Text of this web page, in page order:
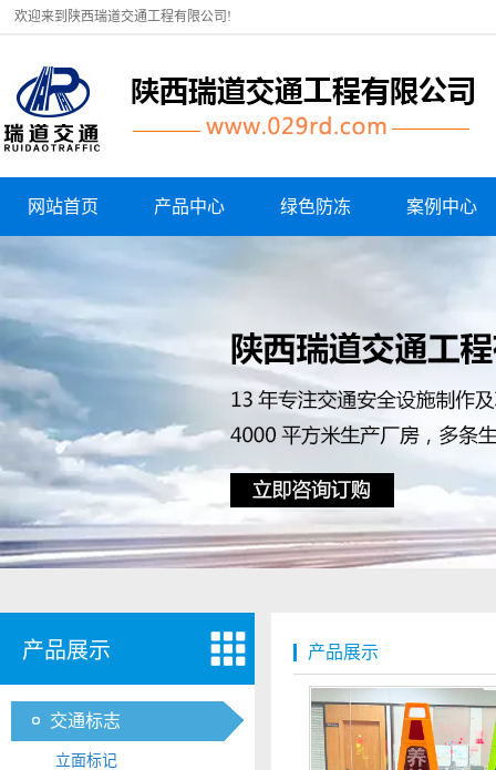
欢迎来到陕西瑞道交通工程有限公司!
网站首页 产品中心 绿色防冻 案例中心
产品展示
交通标志
立面标记
产品展示